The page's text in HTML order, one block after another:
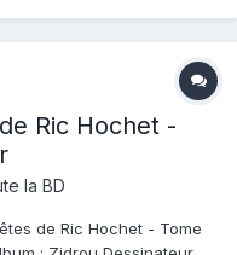
Ric Hochet -
la BD
de Ric Hochet - Tome